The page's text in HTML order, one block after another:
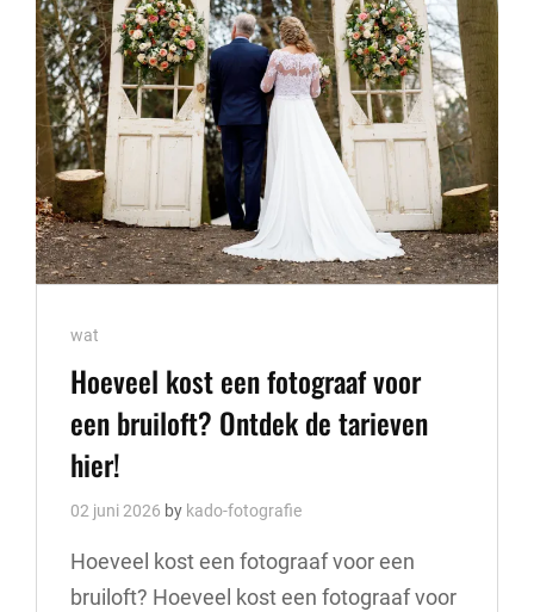
ONZE
WORKSHOP
Cat
Links
wat
Hoeveel kost een fotograaf voor
een bruiloft? Ontdek de tarieven
hier!
02 juni 2026 by kado-fotografie
Hoeveel kost een fotograaf voor een
bruiloft? Hoeveel kost een fotograaf voor